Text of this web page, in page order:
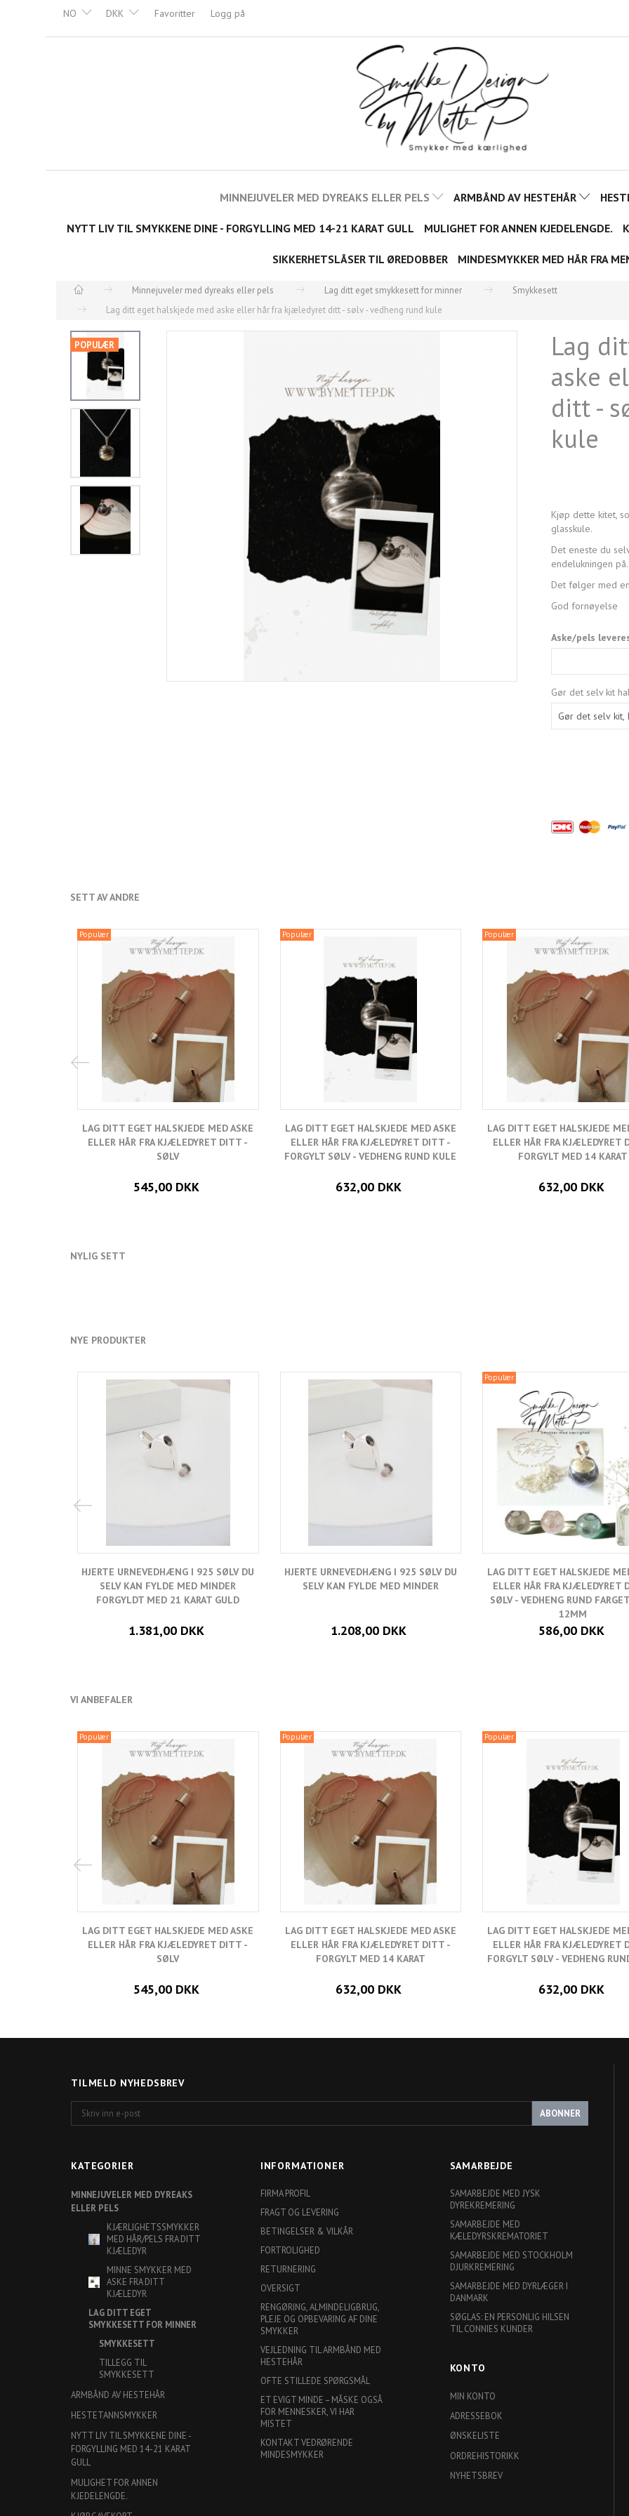
NO DKK Favoritter Logg på
MINNEJUVELER MED DYREAKS ELLER PELS ARMBÅND AV HESTEHÅR
NYTT LIV TIL SMYKKENE DINE - FORGYLLING MED 14-21 KARAT GULL MULIGHET FOR ANNEN KJEDELENGDE.
SIKKERHETSLÅSER TIL ØREDOBBER MINDESMYKKER MED HÅR FRA
Minnejuveler med dyreaks eller pels Lag ditt eget smykkesett for minner
Smykkesett
Lag ditt eget halskjede med aske eller hår fra kjæledyret ditt - sølv - vedheng rund kule
POPULÆR
Lag
aske
ditt -
kule
Kjøp dette kitet,
glasskule.
Det eneste du
endelukningen
Det følger med
God fornøyelse
Aske/pels
Gør det selv kit
SETT AV ANDRE
Populær
LAG DITT EGET HALSKJEDE MED ASKE
ELLER HÅR FRA KJÆLEDYRET DITT -
SØLV
545,00 DKK
Populær
LAG DITT EGET HALSKJEDE MED ASKE
ELLER HÅR FRA KJÆLEDYRET DITT -
FORGYLT SØLV - VEDHENG RUND KULE
632,00 DKK
Populær
LAG DITT EGET HALSKJEDE
ELLER HÅR FRA KJÆLEDYRET
FORGYLT MED 14 KARAT
632,00 DKK
NYLIG SETT
NYE PRODUKTER
HJERTE URNEVEDHÆNG I 925 SØLV DU
SELV KAN FYLDE MED MINDER
FORGYLDT MED 21 KARAT GULD
1.381,00 DKK
HJERTE URNEVEDHÆNG I 925 SØLV DU
SELV KAN FYLDE MED MINDER
1.208,00 DKK
Populær
LAG DITT EGET HALSKJEDE
ELLER HÅR FRA KJÆLEDYRET
SØLV - VEDHENG RUND
12MM
586,00 DKK
VI ANBEFALER
Populær
LAG DITT EGET HALSKJEDE MED ASKE
ELLER HÅR FRA KJÆLEDYRET DITT -
SØLV
545,00 DKK
Populær
LAG DITT EGET HALSKJEDE MED ASKE
ELLER HÅR FRA KJÆLEDYRET DITT -
FORGYLT MED 14 KARAT
632,00 DKK
Populær
LAG DITT EGET HALSKJEDE
ELLER HÅR FRA KJÆLEDYRET
FORGYLT SØLV - VEDHENG
632,00 DKK
TILMELD NYHEDSBREV
ABONNER
KATEGORIER
MINNEJUVELER MED DYREAKS
ELLER PELS
KJÆRLIGHETSSMYKKER
MED HÅR/PELS FRA DITT
KJÆLEDYR
MINNE SMYKKER MED
ASKE FRA DITT
KJÆLEDYR
LAG DITT EGET
SMYKKESETT FOR MINNER
SMYKKESETT
TILLEGG TIL
SMYKKESETT
ARMBÅND AV HESTEHÅR
HESTETANNSMYKKER
NYTT LIV TIL SMYKKENE DINE -
FORGYLLING MED 14-21 KARAT
GULL
MULIGHET FOR ANNEN
KJEDELENGDE.
INFORMATIONER
FIRMA PROFIL
FRAGT OG LEVERING
BETINGELSER & VILKÅR
FORTROLIGHED
RETURNERING
OVERSIGT
RENGØRING, ALMINDELIGBRUG,
PLEJE OG OPBEVARING AF DINE
SMYKKER
VEJLEDNING TIL ARMBÅND MED
HESTEHÅR
OFTE STILLEDE SPØRGSMÅL
ET EVIGT MINDE – MÅSKE OGSÅ
FOR MENNESKER, VI HAR
MISTET
KONTAKT VEDRØRENDE
MINDESMYKKER
SAMARBEJDE
SAMARBEJDE MED JYSK
DYREKREMERING
SAMARBEJDE MED
KÆLEDYRSKREMATORIET
SAMARBEJDE MED STOCKHOLM
DJURKREMERING
SAMARBEJDE MED DYRLÆGER I
DANMARK
SØGLAS: EN PERSONLIG HILSEN
TIL CONNIES KUNDER
KONTO
MIN KONTO
ADRESSEBOK
ØNSKELISTE
ORDREHISTORIKK
NYHETSBREV